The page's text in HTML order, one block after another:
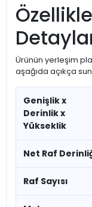
Ürünün yerleşim
aşağıda açıkça
Genişlik x
Derinlik x
Yükseklik
Net Raf
Raf Sayısı